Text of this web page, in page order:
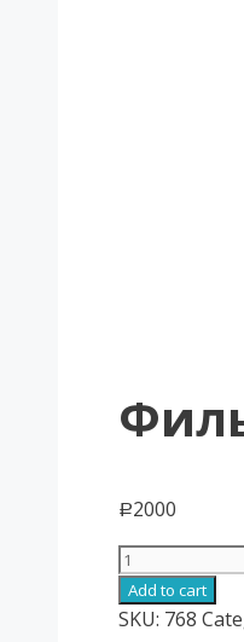
Р2000
Фильтр
EG
заправочной
Add to cart
SKU: 768